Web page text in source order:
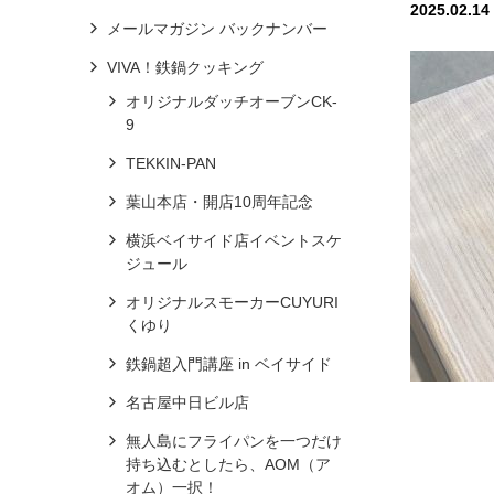
2025.02.14
メールマガジン バックナンバー
VIVA！鉄鍋クッキング
オリジナルダッチオーブンCK-
9
TEKKIN-PAN
葉山本店・開店10周年記念
横浜ベイサイド店イベントスケ
ジュール
オリジナルスモーカーCUYURI
くゆり
鉄鍋超入門講座 in ベイサイド
名古屋中日ビル店
無人島にフライパンを一つだけ
持ち込むとしたら、AOM（ア
オム）一択！